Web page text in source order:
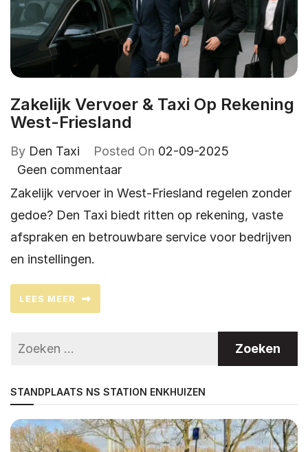
Zakelijk Vervoer & Taxi Op Rekening
West-Friesland
By Den Taxi Posted On 02-09-2025
Geen commentaar
Zakelijk vervoer in West-Friesland regelen zonder
gedoe? Den Taxi biedt ritten op rekening, vaste
afspraken en betrouwbare service voor bedrijven
en instellingen.
LEES MEER
STANDPLAATS NS STATION ENKHUIZEN